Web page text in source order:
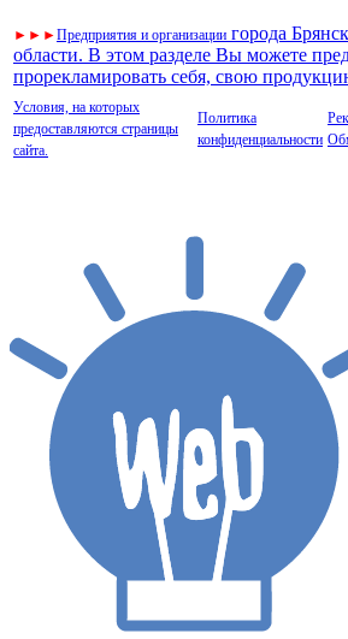
► ► ►Предприятия и организации города
области. В этом разделе Вы можете
прорекламировать себя, свою
Условия, на которых
предоставляются страницы
сайта.
Политика
конфиденциальности